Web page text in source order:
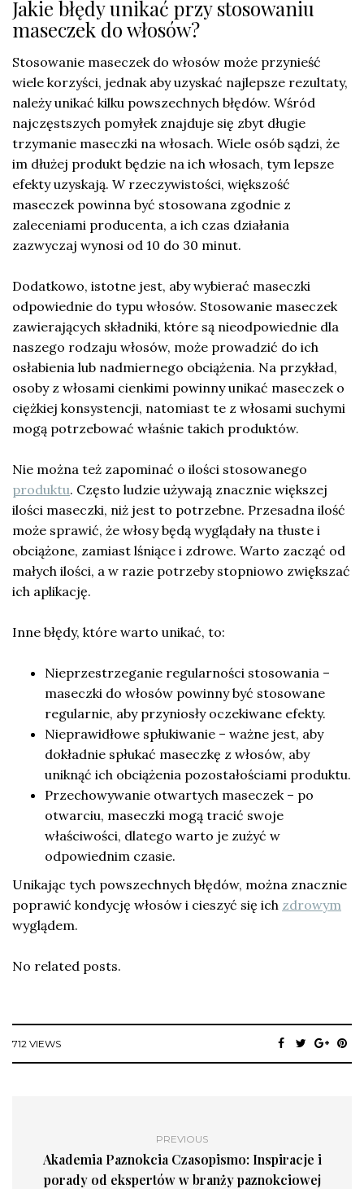
Jakie błędy unikać przy stosowaniu
maseczek do włosów?
Stosowanie maseczek do włosów może przynieść
wiele korzyści, jednak aby uzyskać najlepsze rezultaty,
należy unikać kilku powszechnych błędów. Wśród
najczęstszych pomyłek znajduje się zbyt długie
trzymanie maseczki na włosach. Wiele osób sądzi, że
im dłużej produkt będzie na ich włosach, tym lepsze
efekty uzyskają. W rzeczywistości, większość
maseczek powinna być stosowana zgodnie z
zaleceniami producenta, a ich czas działania
zazwyczaj wynosi od 10 do 30 minut.
Dodatkowo, istotne jest, aby wybierać maseczki
odpowiednie do typu włosów. Stosowanie maseczek
zawierających składniki, które są nieodpowiednie dla
naszego rodzaju włosów, może prowadzić do ich
osłabienia lub nadmiernego obciążenia. Na przykład,
osoby z włosami cienkimi powinny unikać maseczek o
ciężkiej konsystencji, natomiast te z włosami suchymi
mogą potrzebować właśnie takich produktów.
Nie można też zapominać o ilości stosowanego
produktu. Często ludzie używają znacznie większej
ilości maseczki, niż jest to potrzebne. Przesadna ilość
może sprawić, że włosy będą wyglądały na tłuste i
obciążone, zamiast lśniące i zdrowe. Warto zacząć od
małych ilości, a w razie potrzeby stopniowo zwiększać
ich aplikację.
Inne błędy, które warto unikać, to:
Nieprzestrzeganie regularności stosowania –
maseczki do włosów powinny być stosowane
regularnie, aby przyniosły oczekiwane efekty.
Nieprawidłowe spłukiwanie – ważne jest, aby
dokładnie spłukać maseczkę z włosów, aby
uniknąć ich obciążenia pozostałościami produktu.
Przechowywanie otwartych maseczek – po
otwarciu, maseczki mogą tracić swoje
właściwości, dlatego warto je zużyć w
odpowiednim czasie.
Unikając tych powszechnych błędów, można znacznie
poprawić kondycję włosów i cieszyć się ich zdrowym
wyglądem.
No related posts.
712 VIEWS
PREVIOUS
Akademia Paznokcia Czasopismo: Inspiracje i
porady od ekspertów w branży paznokciowej